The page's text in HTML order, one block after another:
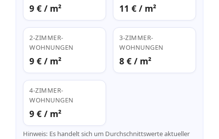
9 € / m² 11 € / m²
2-ZIMMER-
WOHNUNGEN
9 € / m²
3-ZIMMER-
WOHNUNGEN
8 € / m²
4-ZIMMER-
WOHNUNGEN
9 € / m²
Hinweis: Es handelt sich um Durchschnittswerte aktueller